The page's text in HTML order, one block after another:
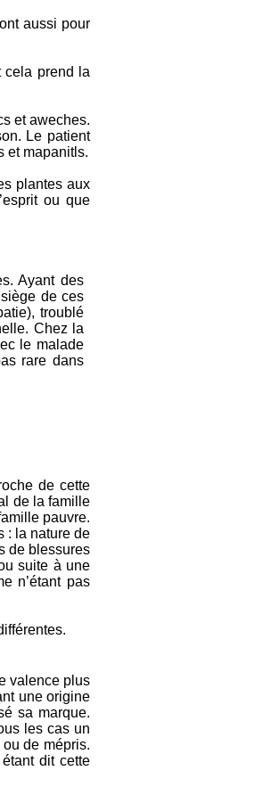
aussi pour
cela prend la
et aweches.
Le patient
et mapanitls.
plantes aux
ou que
Ayant des
de ces
troublé
Chez la
le malade
rare dans
de cette
de la famille
pauvre.
: la nature de
de blessures
suite à une
n’étant pas
valence plus
une origine
sa marque.
les cas un
de mépris.
dit cette